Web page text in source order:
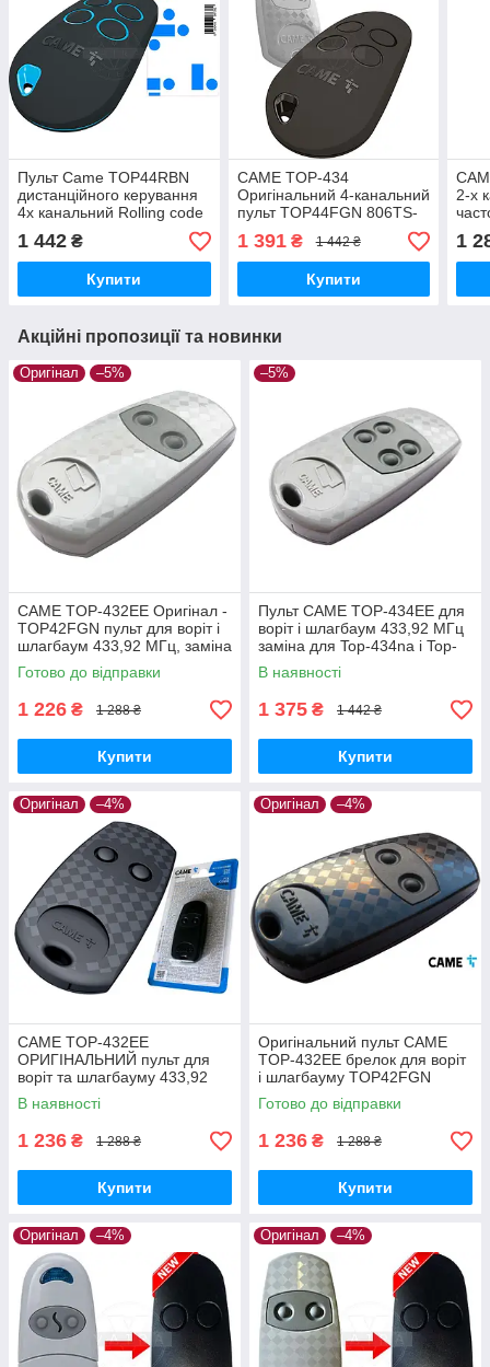
Пульт Came TOP44RBN
дистанційного керування
4х канальний Rolling code
806TS-0270
1 442 ₴
Купити
CAME TOP-434
Оригінальний 4-канальний
пульт TOP44FGN 806TS-
0310 сумісний з TOP, TAM
та TWIN
1 391₴ 1 442 ₴
Купити
2-х
1
Акційні пропозиції та новинки
Оригінал –5%
CAME TOP-432EE Оригінал -
TOP42FGN пульт для воріт і
шлагбаум 433,92 МГц, заміна
для Top-432na і Top-432ev
Готово до відправки
1 226 ₴ 1 288 ₴
Купити
–5%
Пульт CAME TOP-434EE для
воріт і шлагбаум 433,92 МГц
заміна для Top-434na і Top-
434ev
В наявності
1 375 ₴ 1 442 ₴
Купити
Оригінал –4%
CAME TOP-432EE
ОРИГІНАЛЬНИЙ пульт для
воріт та шлагбауму 433,92
МГц TOP42FGN Заміна для
Top-432na і Top-432ev
В наявності
1 236 ₴ 1 288 ₴
Купити
Оригінал –4%
Оригінальний пульт CAME
TOP-432EE брелок для воріт
і шлагбауму TOP42FGN
Заміна для Top-432na і Top-
432ev
Готово до відправки
1 236 ₴ 1 288 ₴
Купити
Оригінал –4% Оригінал –4%